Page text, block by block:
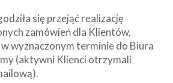
się przejąć realizację
zamówień dla Klientów,
wyznaczonym terminie do Biura
(aktywni Klienci otrzymali